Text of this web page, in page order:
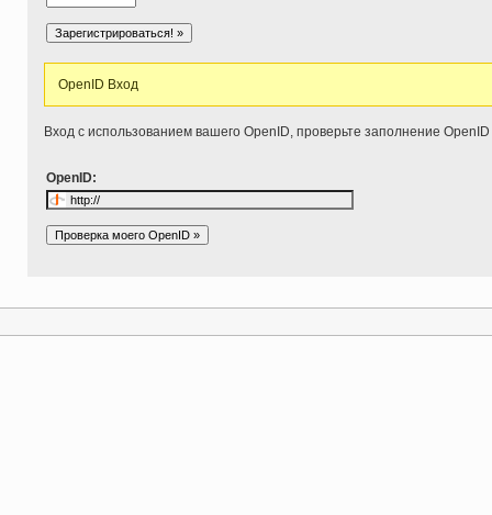
OpenID Вход
Вход с использованием вашего OpenID, проверьте заполнение
OpenID: